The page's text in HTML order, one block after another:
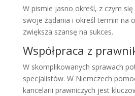
W pismie jasno określ, z czym się
swoje żądania i określ termin na
zwiększa szansę na sukces.
Współpraca z
W skomplikowanych sprawach
specjalistów. W Niemczech
kancelarii prawniczych jest